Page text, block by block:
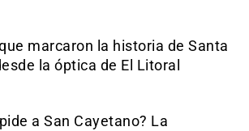
marcaron la historia de Santa
la óptica de El Litoral
a San Cayetano? La